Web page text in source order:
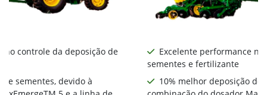
no controle da deposição de
sementes, devido à
Excelente performance
sementes e fertilizante
10% melhor deposição de